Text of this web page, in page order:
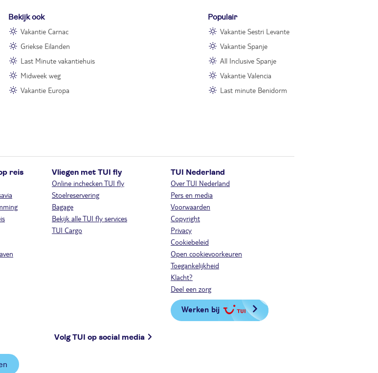
Bekijk ook
Vakantie Carnac
Griekse Eilanden
Last Minute vakantiehuis
Midweek weg
Vakantie Europa
Populair
Vakantie Sestri Levante
Vakantie Spanje
All Inclusive Spanje
Vakantie Valencia
Last minute Benidorm
reis Vliegen met TUI fly
Online inchecken TUI fly
Stoelreservering
Bagage
Bekijk alle TUI fly services
TUI Cargo
TUI Nederland
Over TUI Nederland
Pers en media
Voorwaarden
Copyright
Privacy
Cookiebeleid
Open cookievoorkeuren
Toegankelijkheid
Klacht?
Deel een zorg
Werken bij
Volg TUI op social media